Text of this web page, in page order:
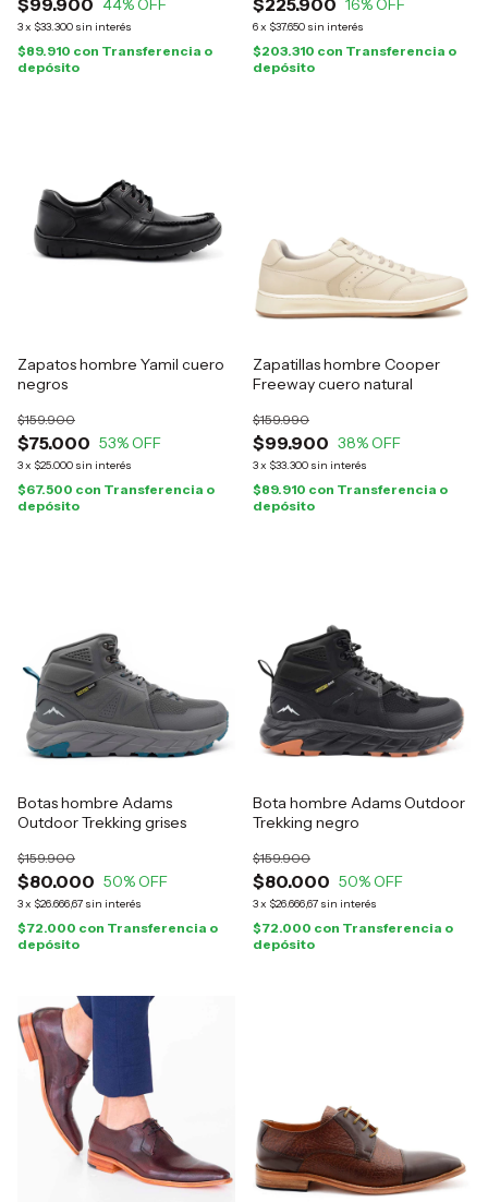
$99.900 44% OFF
3x $33.300 sin interés
$89.910 con Transferencia o
depósito
$225.900 16% OFF
6x $37.650 sin interés
$203.310 con Transferencia o
depósito
Zapatos hombre Yamil cuero
negros
$75.000
$159.900
53% OFF
3x $25.000 sin interés
$67.500 con Transferencia o
depósito
Zapatillas hombre Cooper
Freeway cuero natural
$99.900
$159.990
38% OFF
3x $33.300 sin interés
$89.910 con Transferencia o
depósito
Botas hombre Adams
Outdoor Trekking grises
$80.000
$159.900
50% OFF
3x $26.666,67 sin interés
$72.000 con Transferencia o
depósito
Bota hombre Adams Outdoor
Trekking negro
$80.000
$159.900
50% OFF
3x $26.666,67 sin interés
$72.000 con Transferencia o
depósito